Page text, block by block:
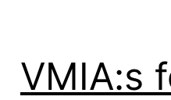
VMIA:s